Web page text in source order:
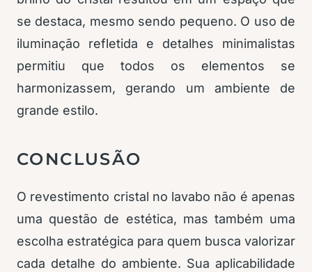
se destaca, mesmo sendo pequeno. O uso de
iluminação refletida e detalhes minimalistas
permitiu que todos os elementos se
harmonizassem, gerando um ambiente de
grande estilo.
CONCLUSÃO
O revestimento cristal no lavabo não é apenas
uma questão de estética, mas também uma
escolha estratégica para quem busca valorizar
cada detalhe do ambiente. Sua aplicabilidade